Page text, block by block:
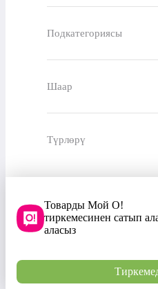
Подкатегориясы
Шаар
Түрлөрү
Товарды Мой О!
тиркемесинен сатып
аласыз